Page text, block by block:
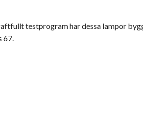
testprogram har dessa lampor
67.